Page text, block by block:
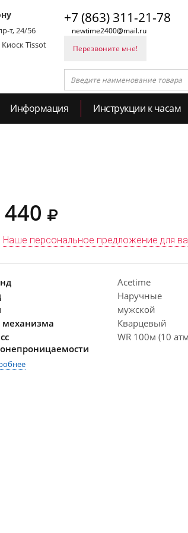
т, 24/56
Tissot
+7 (863) 311-21-78
newtime2400@mail.ru
Перезвоните мне!
Информация Инструкции к часам
440
Наше персональное предложение для
Acetime
Наручные
мужской
механизма
Кварцевый
WR 100м (10